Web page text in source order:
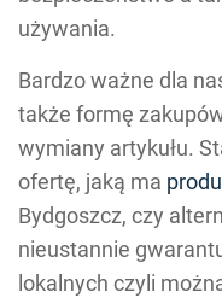
używania.
Bardzo ważne dla
także formę
wymiany artykułu.
ofertę, jaką ma
Bydgoszcz, czy
nieustannie
lokalnych czyli